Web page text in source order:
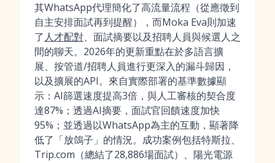
其WhatsApp代理簡化了高流量流程（從應徵到
自主安排面試再到提醒），而Moka Eva則加速
了人才配對、面試摘要以及招聘人員與候選人之
間的聊天。2026年的更新重點在於多語言擴
展、按管道/招聘人員進行更深入的漏斗歸因，
以及擴展的API。來自實際部署的基準數據顯
示：AI篩選速度提高3倍，與人工審核的契合度
達87%；透過AI摘要，面試官回饋速度加快
95%；並透過以WhatsApp為主的互動，顯著降
低了「放鴿子」的情況。成功案例包括特斯拉、
Trip.com（總結了28,886場面試）、陽光電源